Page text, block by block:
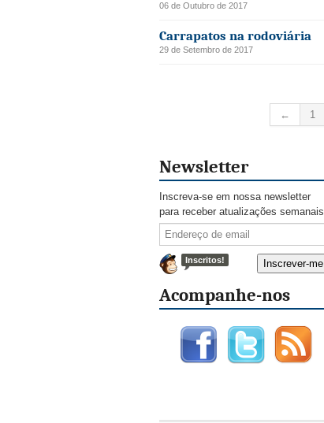
06 de Outubro de 2017
Carrapatos na rodoviária
29 de Setembro de 2017
← 1
Newsletter
Inscreva-se em nossa newsletter
para receber atualizações semanais.
Inscritos!
Acompanhe-nos